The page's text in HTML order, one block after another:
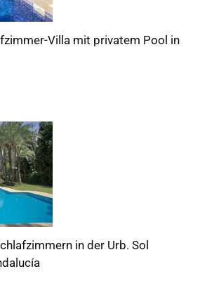
Villa mit privatem Pool in
in der Urb. Sol